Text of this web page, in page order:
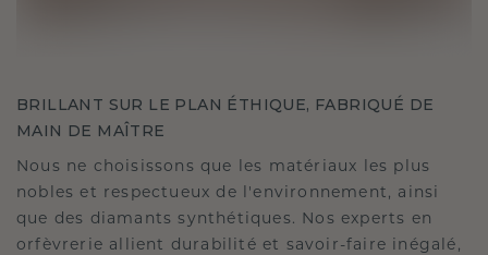
BRILLANT SUR LE PLAN ÉTHIQUE, FABRIQUÉ DE
MAIN DE MAÎTRE
Nous ne choisissons que les matériaux les plus
nobles et respectueux de l'environnement, ainsi
que des diamants synthétiques. Nos experts en
orfèvrerie allient durabilité et savoir-faire inégalé,